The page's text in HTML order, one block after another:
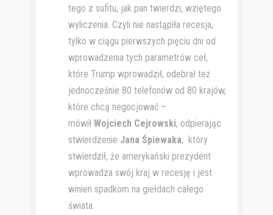
tego z sufitu, jak pan twierdzi, wziętego
wyliczenia. Czyli nie nastąpiła recesja,
tylko w ciągu pierwszych pięciu dni od
wprowadzenia tych parametrów ceł,
które Trump wprowadził, odebrał też
jednocześnie 80 telefonów od 80 krajów,
które chcą negocjować –
mówił Wojciech Cejrowski, odpierając
stwierdzenie Jana Śpiewaka, który
stwierdził, że amerykański prezydent
wprowadza swój kraj w recesję i jest
winien spadkom na giełdach całego
świata.